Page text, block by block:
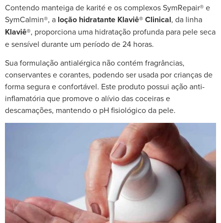
Contendo manteiga de karité e os complexos SymRepair® e
SymCalmin®, a loção hidratante Klaviê® Clinical, da linha
Klaviê®, proporciona uma hidratação profunda para pele seca
e sensível durante um período de 24 horas.
Sua formulação antialérgica não contém fragrâncias,
conservantes e corantes, podendo ser usada por crianças de
forma segura e confortável. Este produto possui ação anti-
inflamatória que promove o alívio das coceiras e
descamações, mantendo o pH fisiológico da pele.